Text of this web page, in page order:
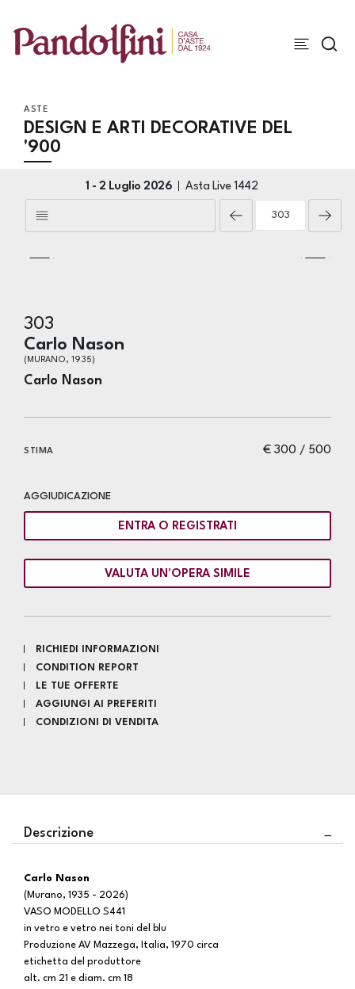
ASTE
DESIGN E ARTI DECORATIVE DEL
'900
1 - 2 Luglio 2026 Asta Live1442
303
Carlo Nason
(MURANO, 1935)
Carlo Nason
€ 300 / 500
STIMA
AGGIUDICAZIONE
ENTRA O REGISTRATI
VALUTA UN'OPERA SIMILE
RICHIEDI INFORMAZIONI
CONDITION REPORT
LE TUE OFFERTE
AGGIUNGI AI PREFERITI
CONDIZIONI DI VENDITA
Descrizione
Carlo Nason
(Murano, 1935 - 2026)
VASO MODELLO S441
in vetro e vetro nei toni del blu
Produzione AV Mazzega, Italia, 1970 circa
etichetta del produttore
alt. cm 21 e diam. cm 18